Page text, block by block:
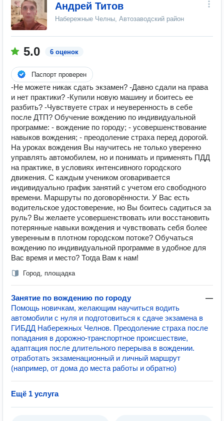
Андрей Титов
Набережные Челны, Автозаводский район
5.0 6 оценок
Паспорт проверен
-Не можете никак сдать экзамен? -Давно сдали на права
и нет практики? -Купили новую машину и боитесь ее
разбить? -Чувствуете страх и неуверенность в себе
после ДТП? Обучение вождению по индивидуальной
программе: - вождение по городу; - усовершенствование
навыков вождения; - преодоление страха перед дорогой.
На уроках вождения Вы научитесь не только уверенно
управлять автомобилем, но и понимать и применять ПДД
на практике, в условиях интенсивного городского
движения. С каждым учеником оговаривается
индивидуально график занятий с учетом его свободного
времени. Маршруты по договорённости. У Вас есть
водительское удостоверение, но Вы боитесь садиться за
руль? Вы желаете усовершенствовать или восстановить
потерянные навыки вождения и чувствовать себя более
уверенным в плотном городском потоке? Обучаться
вождению по индивидуальной программе в удобное для
Вас время и место? Тогда Вам к нам!
Город, площадка
Занятие по вождению по городу
—
Помощь новичкам, желающим научиться водить
автомобили с нуля и подготовиться к сдаче экзамена в
ГИБДД Набережных Челнов. Преодоление страха после
попадания в дорожно-транспортное происшествие,
адаптация после длительного перерыва в вождении.
отработать экзаменационный и личный маршрут
(например, от дома до места работы и обратно)
Ещё 1 услуга